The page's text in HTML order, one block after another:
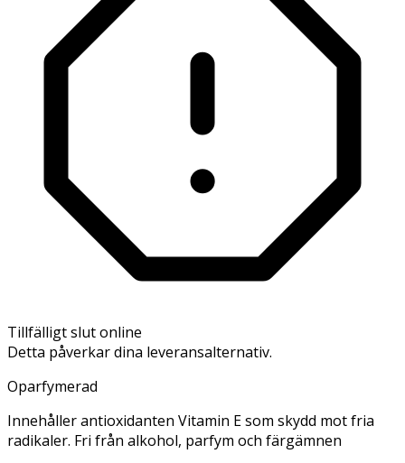
Tillfälligt slut online
Detta påverkar dina leveransalternativ.
Oparfymerad
Innehåller antioxidanten Vitamin E som skydd mot fria
radikaler. Fri från alkohol, parfym och färgämnen